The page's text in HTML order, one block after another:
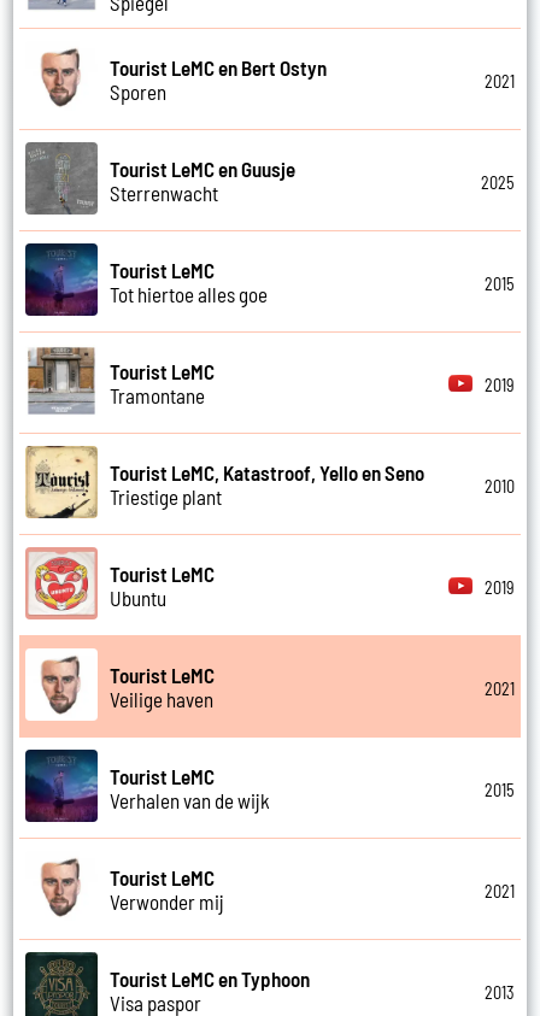
Tourist LeMC en Bert Ostyn
Sporen
2021
Tourist LeMC en Guusje
Sterrenwacht
2025
Tourist LeMC
Tot hiertoe alles goe
2015
Tourist LeMC
Tramontane
2019
Tourist LeMC, Katastroof, Yello en Seno
Triestige plant
2010
Tourist LeMC
Ubuntu
2019
Tourist LeMC
Veilige haven
2021
Tourist LeMC
Verhalen van de wijk
2015
Tourist LeMC
Verwonder mij
2021
Tourist LeMC en Typhoon
Visa paspor
2013